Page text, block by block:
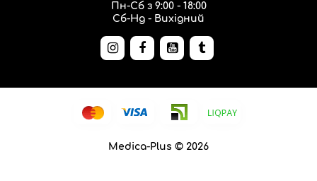
Пн-Сб з 9:00 - 18:00
Сб-Нд - Вихідний
Medica-Plus © 2026